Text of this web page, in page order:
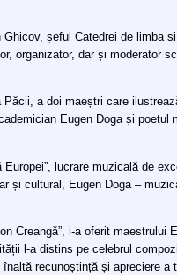
șeful Catedrei de limba
organizator, dar și moderator
a doi maeștri care
Eugen Doga și poetul
lucrare muzicală de
și cultural, Eugen Doga –
Creangă”, i-a oferit maestrului
l-a distins pe celebrul
recunoștință și apreciere a